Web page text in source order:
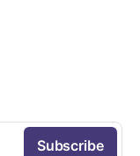
Subscribe